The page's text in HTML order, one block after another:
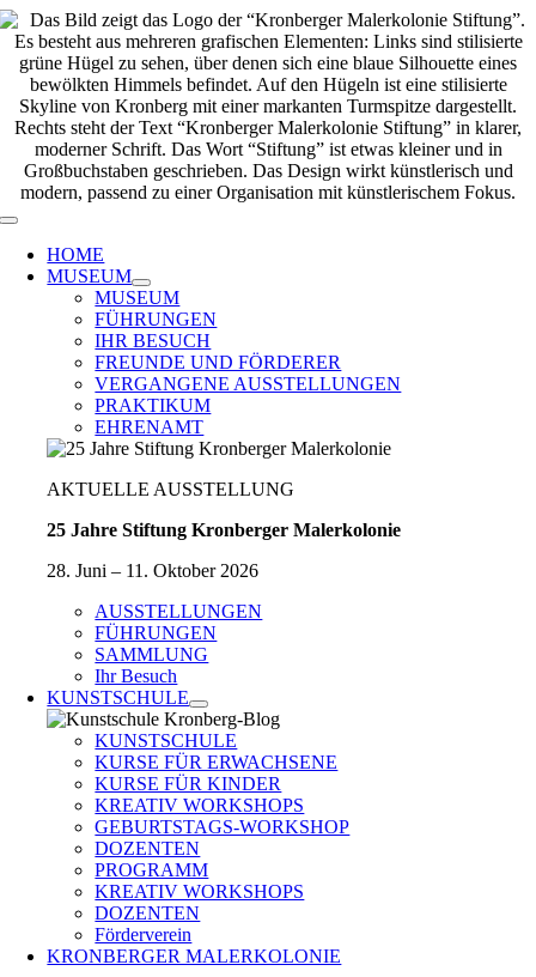
Zum
Inhalt
springen
Toggle
Navigation
HOME
MUSEUM
MUSEUM
FÜHRUNGEN
IHR BESUCH
FREUNDE UND FÖRDERER
VERGANGENE AUSSTELLUNGEN
PRAKTIKUM
EHRENAMT
AKTUELLE AUSSTELLUNG
25 Jahre Stiftung Kronberger Malerkolonie
28. Juni – 11. Oktober 2026
AUSSTELLUNGEN
FÜHRUNGEN
SAMMLUNG
Ihr Besuch
KUNSTSCHULE
KUNSTSCHULE
KURSE FÜR ERWACHSENE
KURSE FÜR KINDER
KREATIV WORKSHOPS
GEBURTSTAGS-WORKSHOP
DOZENTEN
PROGRAMM
KREATIV WORKSHOPS
DOZENTEN
Förderverein
KRONBERGER MALERKOLONIE